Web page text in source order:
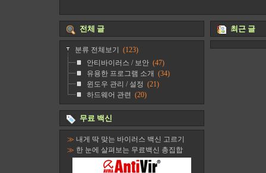
전체 글
분류 전체보기
(123)
안티바이러스 / 보안 (47)
유용한 프로그램 소개 (34)
윈도우 관리 / 설정 (21)
하드웨어 관련 (20)
무료 백신
≫ 내게 딱 맞는 바이러스 백신 고르기
≫ 한 눈에 살펴보는 무료백신 총집합
최근 글